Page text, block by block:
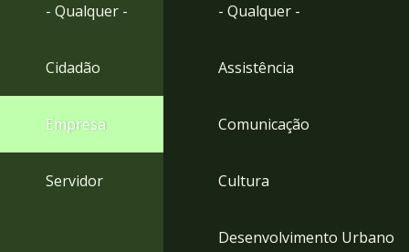
- Qualquer -
Cidadão
Empresa
Servidor
- Qualquer -
Assistência
Comunicação
Cultura
Desenvolvimento Urbano